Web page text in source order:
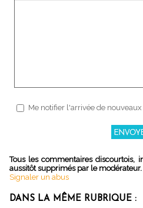
Me notifier l'arrivée de
Tous les commentaires discourtois,
aussitôt supprimés par le modérateur.
Signaler un abus
DANS LA MÊME RUBRIQUE :